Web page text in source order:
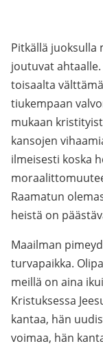
Pitkällä juoksulla
joutuvat
toisaalta
tiukempaan
mukaan
kansojen
ilmeisesti koska
Raamatun
heistä on
Maailman
turvapaikka.
meillä on aina
Kristuksessa
kantaa, hän
voimaa, hän